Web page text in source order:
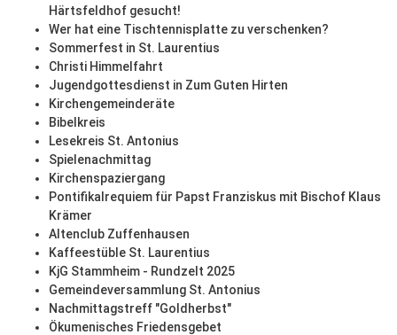
Härtsfeldhof gesucht!
Wer hat eine Tischtennisplatte zu verschenken?
Sommerfest in St. Laurentius
Christi Himmelfahrt
Jugendgottesdienst in Zum Guten Hirten
Kirchengemeinderäte
Bibelkreis
Lesekreis St. Antonius
Spielenachmittag
Kirchenspaziergang
Pontifikalrequiem für Papst Franziskus mit Bischof Klaus
Krämer
Altenclub Zuffenhausen
Kaffeestüble St. Laurentius
KjG Stammheim - Rundzelt 2025
Gemeindeversammlung St. Antonius
Nachmittagstreff "Goldherbst"
Ökumenisches Friedensgebet